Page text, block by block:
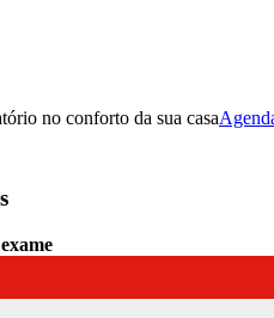
no conforto da sua casa